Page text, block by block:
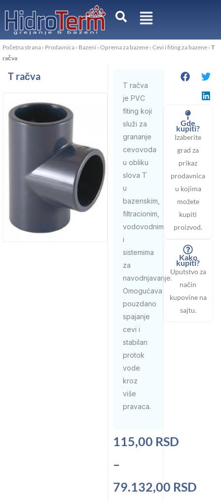
sadržaj
Početna strana › Prodavnica › Bazeni › Oprema za bazene › Cevi i fiting za bazene › T
račva
T račva
T račva
je PVC
fiting koji
služi za
grananje
cevovoda
u obliku
slova T
u
bazenskim,
filtracionim,
vodovodnim
i
sistemima
za
navodnjavanje.
Omogućava
pouzdano
spajanje
cevi i
stabilan
protok
vode
kroz
više
pravaca.
115,00 RSD
–
79.132,00 RSD
Raspon
cena:
od
Gde
kupiti?
Izaberite
grad za
prikaz
prodavnica
u kojima
možete
kupiti
proizvod.
Kako
kupiti?
Uputstvo za
način
kupovine na
sajtu.